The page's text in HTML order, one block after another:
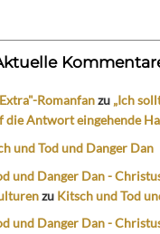
Romanfanzu „Ich
die Antwort eingehende
und Tod und Danger Dan
und Danger Dan -
zu Kitsch und Tod
und Danger Dan -